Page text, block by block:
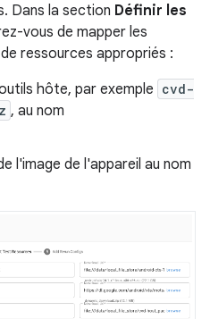
Dans la section Définir les
vous de mapper les
ressources appropriés :
hôte, par exemple cvd-
, au nom
l'image de l'appareil au nom